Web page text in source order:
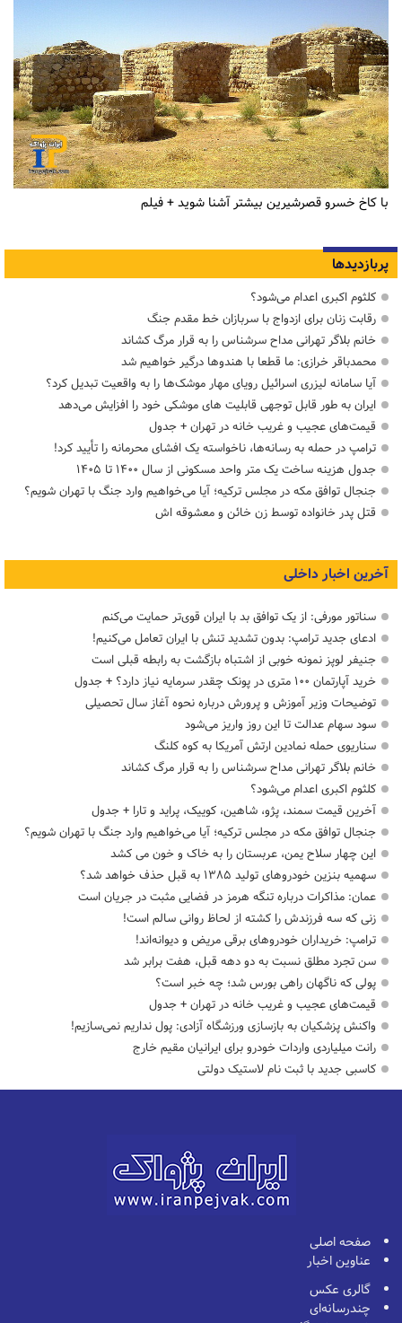
با کاخ خسرو قصرشیرین بیشتر آشنا شوید + فیلم
پربازدیدها
کلثوم اکبری اعدام می‌شود؟
رقابت زنان برای ازدواج با سربازان خط مقدم جنگ
خانم بلاگر تهرانی مداح سرشناس را به قرار مرگ کشاند
محمدباقر خرازی: ما قطعا با هندوها درگیر خواهیم شد
آیا سامانه لیزری اسرائیل رویای مهار موشک‌ها را به واقعیت تبدیل کرد؟
ایران به طور قابل توجهی قابلیت های موشکی خود را افزایش می‌دهد
قیمت‌های عجیب و غریب خانه در تهران + جدول
ترامپ در حمله‌ به رسانه‌ها، ناخواسته یک افشای محرمانه را تأیید کرد!
جدول هزینه ساخت یک متر واحد مسکونی از سال ۱۴۰۰ تا ۱۴۰۵
جنجال توافق مکه در مجلس ترکیه؛ آیا می‌خواهیم وارد جنگ با تهران شویم؟
قتل پدر خانواده توسط زن خائن و معشوقه اش
آخرین اخبار داخلی
سناتور مورفی: از یک توافق بد با ایران قوی‌تر حمایت می‌کنم
ادعای جدید ترامپ: بدون تشدید تنش با ایران تعامل می‌کنیم!
جنیفر لوپز نمونه خوبی از اشتباه بازگشت به رابطه قبلی است
خرید آپارتمان ۱۰۰ متری در پونک چقدر سرمایه نیاز دارد؟ + جدول
توضیحات وزیر آموزش و پرورش درباره نحوه آغاز سال تحصیلی
سود سهام عدالت تا این روز واریز می‌شود
سناریوی حمله نمادین ارتش آمریکا به کوه کلنگ
خانم بلاگر تهرانی مداح سرشناس را به قرار مرگ کشاند
کلثوم اکبری اعدام می‌شود؟
آخرین قیمت سمند، پژو، شاهین، کوییک، پراید و تارا + جدول
جنجال توافق مکه در مجلس ترکیه؛ آیا می‌خواهیم وارد جنگ با تهران شویم؟
این چهار سلاح یمن، عربستان را به خاک و خون می کشد
سهمیه بنزین خودروهای تولید ۱۳۸۵ به قبل حذف خواهد شد؟
عمان: مذاکرات درباره تنگه هرمز در فضایی مثبت در جریان است
زنی که سه فرزندش را کشته از لحاظ روانی سالم است!
ترامپ: خریداران خودروهای برقی مریض و دیوانه‌اند!
سن تجرد مطلق نسبت به دو دهه قبل، هفت برابر شد
پولی که ناگهان راهی بورس شد؛ چه خبر است؟
قیمت‌های عجیب و غریب خانه در تهران + جدول
واکنش پزشکیان به بازسازی ورزشگاه آزادی: پول نداریم نمی‌سازیم!
رانت میلیاردی واردات خودرو برای ایرانیان مقیم خارج
کاسبی جدید با ثبت نام لاستیک دولتی
صفحه اصلی
عناوین اخبار
گالری عکس
چندرسانه‌ای